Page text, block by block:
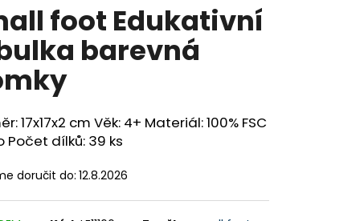
foot Edukativní
barevná
17x17x2 cm Věk: 4+ Materiál: 100% FSC
Počet dílků: 39 ks
doručit do: 12.8.2026
MONTESSORI